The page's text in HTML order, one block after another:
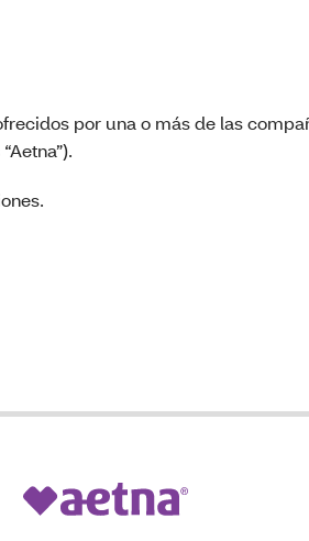
por una o más de las